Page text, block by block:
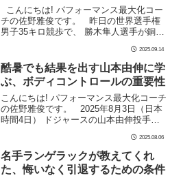
こんにちは! パフォーマンス最大化コー
チの佐野雅俊です。 昨日の世界選手権
男子35キロ競歩で、 勝木隼人選手が銅メ
2025.09.14
酷暑でも結果を出す山本由伸に学
ぶ、ボディコントロールの重要性
こんにちは! パフォーマンス最大化コーチ
の佐野雅俊です。 2025年8月3日（日本
時間4日） ドジャースの山本由伸投手が
32度、湿度65％という過酷な環 […]2025.08.06
名手ランゲラックが教えてくれ
た、悔いなく引退するための条件